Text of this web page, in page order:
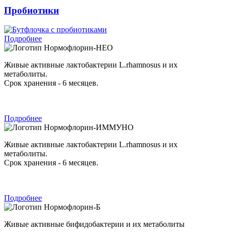
Пробиотики
Подробнее
Нормофлорин-НЕО
Живые активные лактобактерии L.rhamnosus и их
метаболиты.
Срок хранения - 6 месяцев.
Подробнее
Нормофлорин-ИММУНО
Живые активные лактобактерии L.rhamnosus и их
метаболиты.
Срок хранения - 6 месяцев.
Подробнее
Нормофлорин-Б
Живые активные бифидобактерии и их метаболиты